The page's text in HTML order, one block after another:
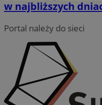
w najbliższych
Portal należy do sieci